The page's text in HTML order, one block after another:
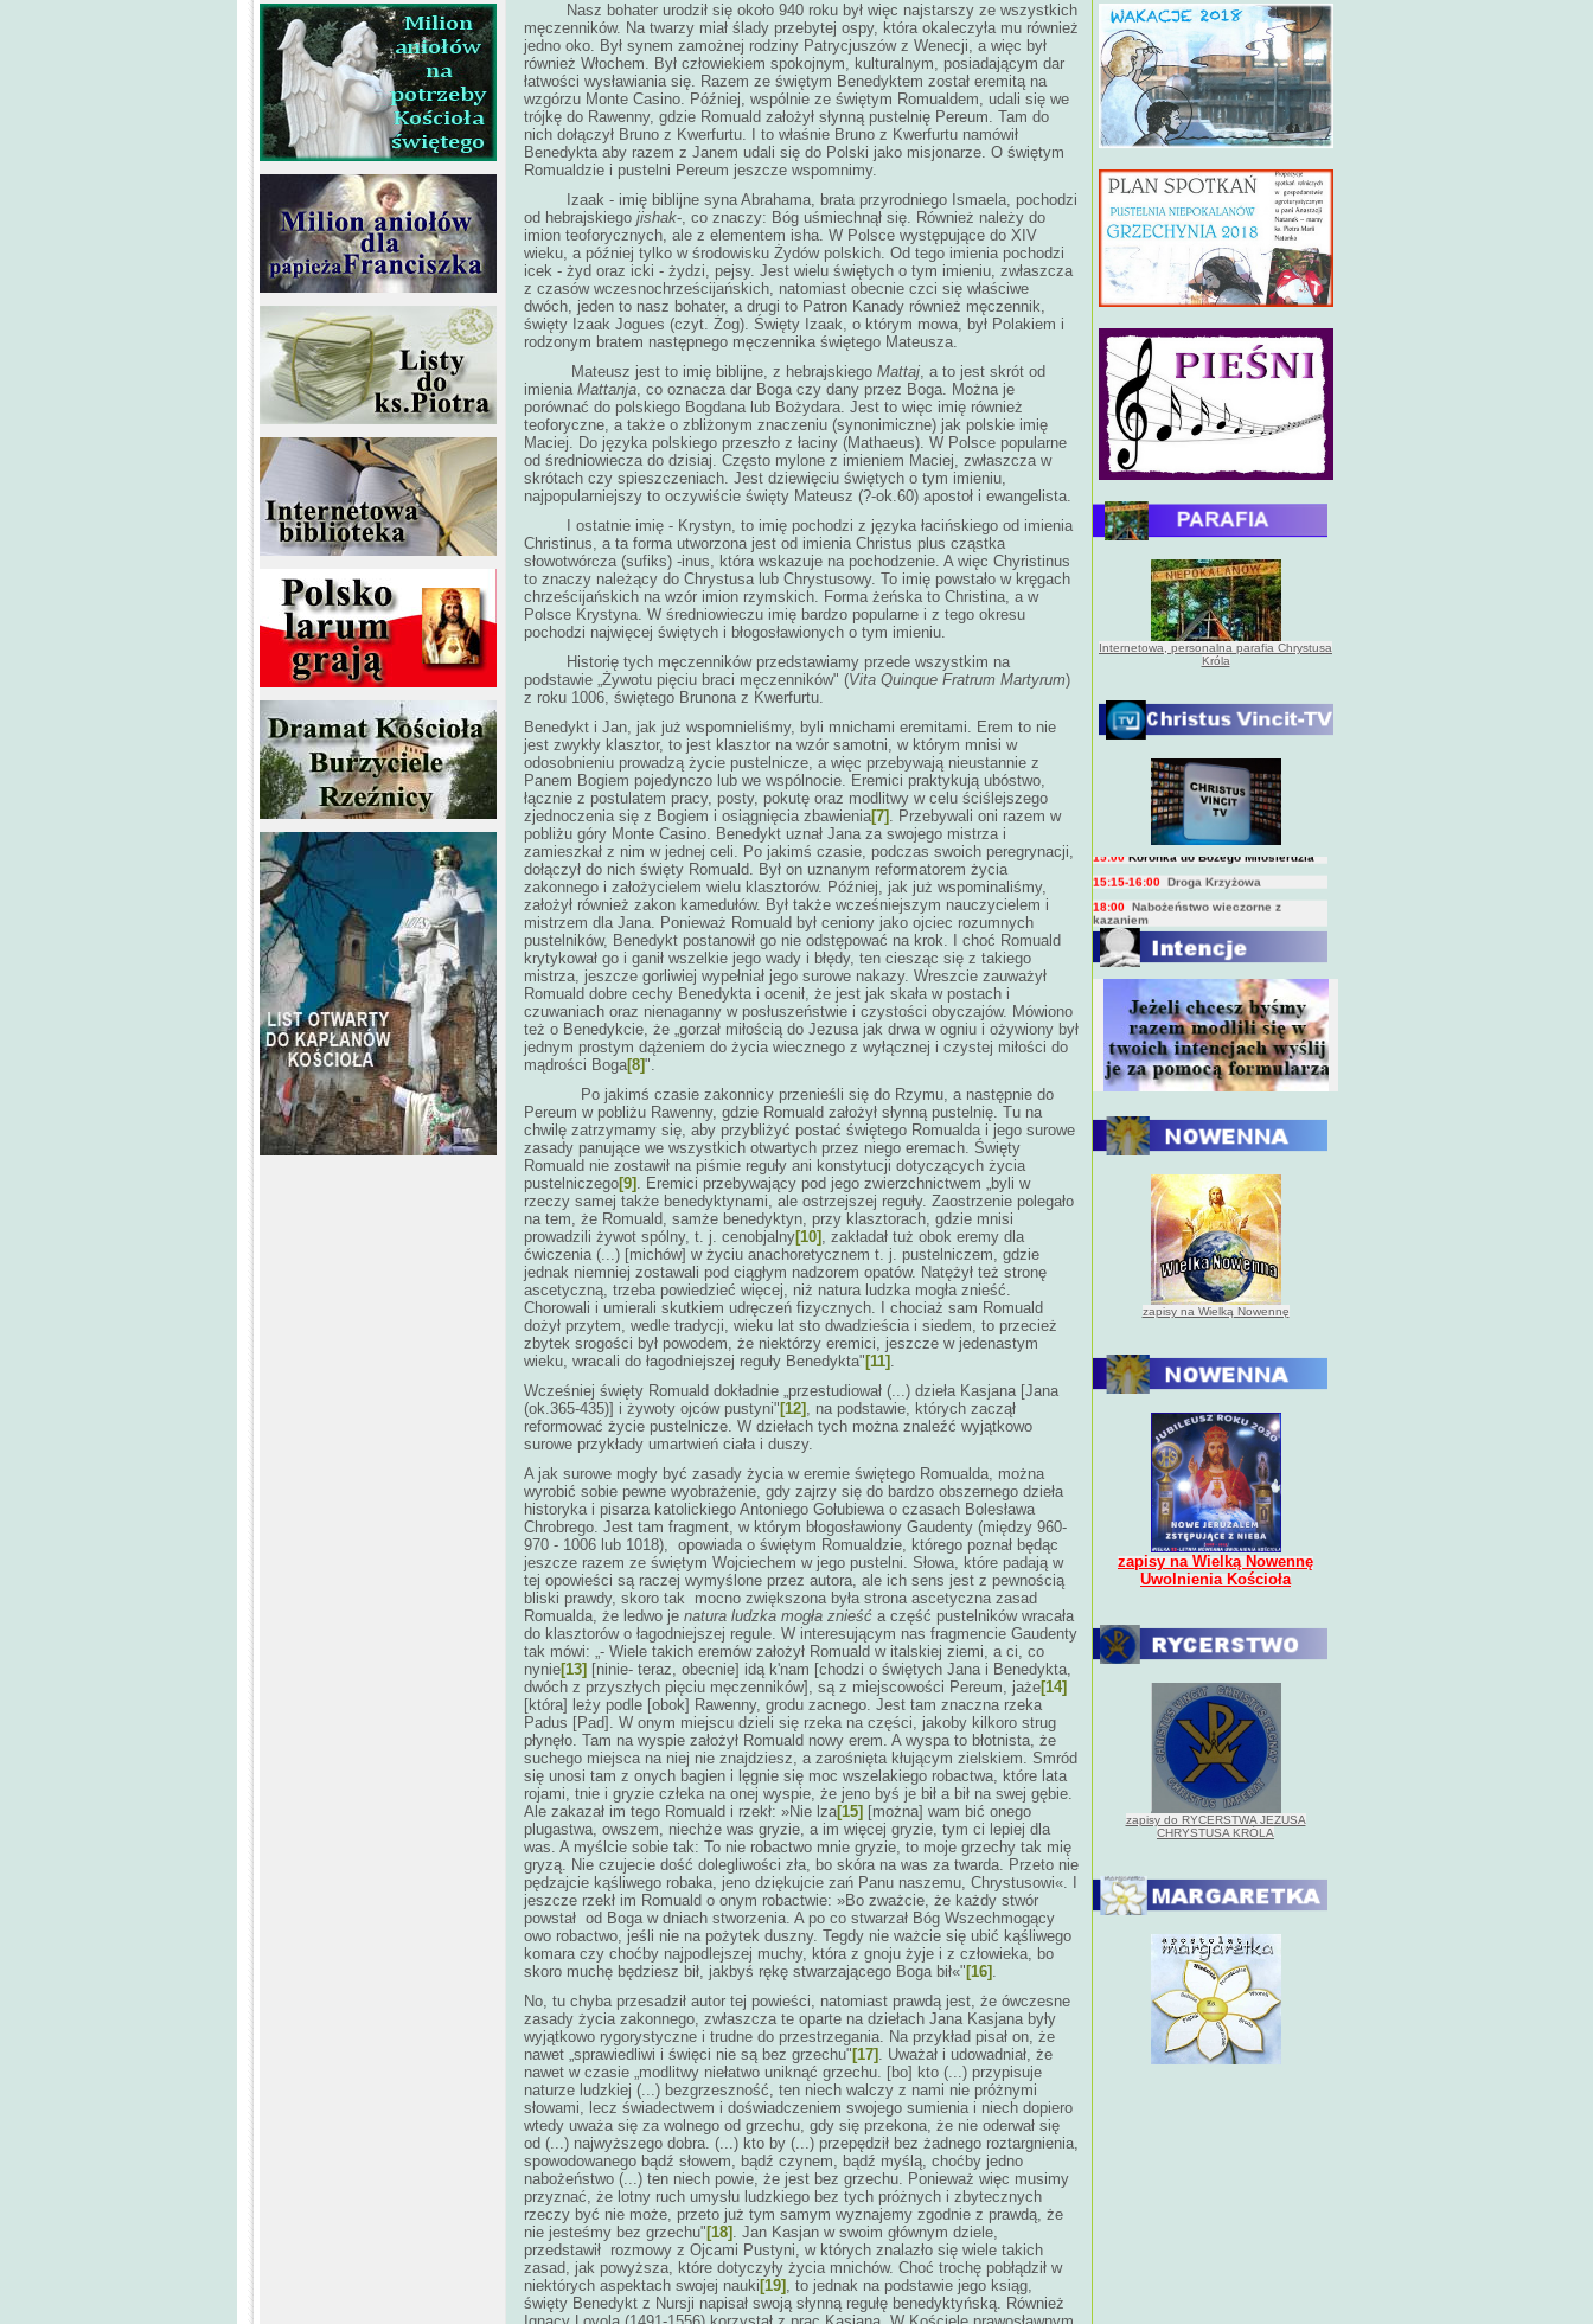
Nasz bohater urodził się około 940 roku był więc najstarszy ze wszystkich
męczenników. Na twarzy miał ślady przebytej ospy, która okaleczyła mu również
jedno oko. Był synem zamożnej rodziny Patrycjuszów z Wenecji, a więc był
również Włochem. Był człowiekiem spokojnym, kulturalnym, posiadającym dar
łatwości wysławiania się. Razem ze świętym Benedyktem został eremitą na
wzgórzu Monte Casino. Później, wspólnie ze świętym Romualdem, udali się we
trójkę do Rawenny, gdzie Romuald założył słynną pustelnię Pereum. Tam do
nich dołączył Bruno z Kwerfurtu. I to właśnie Bruno z Kwerfurtu namówił
Benedykta aby razem z Janem udali się do Polski jako misjonarze. O świętym
Romualdzie i pustelni Pereum jeszcze wspomnimy.
Izaak - imię biblijne syna Abrahama, brata przyrodniego Ismaela, pochodzi
od hebrajskiego jishak-, co znaczy: Bóg uśmiechnął się. Również należy do
imion teoforycznych, ale z elementem isha. W Polsce występujące do XIV
wieku, a później tylko w środowisku Żydów polskich. Od tego imienia pochodzi
icek - żyd oraz icki - żydzi, pejsy. Jest wielu świętych o tym imieniu, zwłaszcza
z czasów wczesnochrześcijańskich, natomiast obecnie czci się właściwe
dwóch, jeden to nasz bohater, a drugi to Patron Kanady również męczennik,
święty Izaak Jogues (czyt. Żog). Święty Izaak, o którym mowa, był Polakiem i
rodzonym bratem następnego męczennika świętego Mateusza.
Mateusz jest to imię biblijne, z hebrajskiego Mattaj, a to jest skrót od
imienia Mattanja, co oznacza dar Boga czy dany przez Boga. Można je
porównać do polskiego Bogdana lub Bożydara. Jest to więc imię również
teoforyczne, a także o zbliżonym znaczeniu (synonimiczne) jak polskie imię
Maciej. Do języka polskiego przeszło z łaciny (Mathaeus). W Polsce popularne
od średniowiecza do dzisiaj. Często mylone z imieniem Maciej, zwłaszcza w
skrótach czy spieszczeniach. Jest dziewięciu świętych o tym imieniu,
najpopularniejszy to oczywiście święty Mateusz (?-ok.60) apostoł i ewangelista.
I ostatnie imię - Krystyn, to imię pochodzi z języka łacińskiego od imienia
Christinus, a ta forma utworzona jest od imienia Christus plus cząstka
słowotwórcza (sufiks) -inus, która wskazuje na pochodzenie. A więc Chyristinus
to znaczy należący do Chrystusa lub Chrystusowy. To imię powstało w kręgach
chrześcijańskich na wzór imion rzymskich. Forma żeńska to Christina, a w
Polsce Krystyna. W średniowieczu imię bardzo popularne i z tego okresu
pochodzi najwięcej świętych i błogosławionych o tym imieniu.
Historię tych męczenników przedstawiamy przede wszystkim na
podstawie „Żywotu pięciu braci męczenników" (Vita Quinque Fratrum Martyrum)
z roku 1006, świętego Brunona z Kwerfurtu.
Benedykt i Jan, jak już wspomnieliśmy, byli mnichami eremitami. Erem to nie
jest zwykły klasztor, to jest klasztor na wzór samotni, w którym mnisi w
odosobnieniu prowadzą życie pustelnicze, a więc przebywają nieustannie z
Panem Bogiem pojedynczo lub we wspólnocie. Eremici praktykują ubóstwo,
łącznie z postulatem pracy, posty, pokutę oraz modlitwy w celu ściślejszego
zjednoczenia się z Bogiem i osiągnięcia zbawienia[7] . Przebywali oni razem w
pobliżu góry Monte Casino. Benedykt uznał Jana za swojego mistrza i
zamieszkał z nim w jednej celi. Po jakimś czasie, podczas swoich peregrynacji,
dołączył do nich święty Romuald. Był on uznanym reformatorem życia
zakonnego i założycielem wielu klasztorów. Później, jak już wspominaliśmy,
założył również zakon kamedułów. Był także wcześniejszym nauczycielem i
mistrzem dla Jana. Ponieważ Romuald był ceniony jako ojciec rozumnych
pustelników, Benedykt postanowił go nie odstępować na krok. I choć Romuald
krytykował go i ganił wszelkie jego wady i błędy, ten ciesząc się z takiego
mistrza, jeszcze gorliwiej wypełniał jego surowe nakazy. Wreszcie zauważył
Romuald dobre cechy Benedykta i ocenił, że jest jak skała w postach i
czuwaniach oraz nienaganny w posłuszeństwie i czystości obyczajów. Mówiono
też o Benedykcie, że „gorzał miłością do Jezusa jak drwa w ogniu i ożywiony był
jednym prostym dążeniem do życia wiecznego z wyłącznej i czystej miłości do
mądrości Boga[8]".
Po jakimś czasie zakonnicy przenieśli się do Rzymu, a następnie do
Pereum w pobliżu Rawenny, gdzie Romuald założył słynną pustelnię. Tu na
chwilę zatrzymamy się, aby przybliżyć postać świętego Romualda i jego surowe
zasady panujące we wszystkich otwartych przez niego eremach. Święty
Romuald nie zostawił na piśmie reguły ani konstytucji dotyczących życia
pustelniczego[9] . Eremici przebywający pod jego zwierzchnictwem „byli w
rzeczy samej także benedyktynami, ale ostrzejszej reguły. Zaostrzenie polegało
na tem, że Romuald, samże benedyktyn, przy klasztorach, gdzie mnisi
prowadzili żywot spólny, t. j. cenobjalny[10] , zakładał tuż obok eremy dla
ćwiczenia (...) [michów] w życiu anachoretycznem t. j. pustelniczem, gdzie
jednak niemniej zostawali pod ciągłym nadzorem opatów. Natężył też stronę
ascetyczną, trzeba powiedzieć więcej, niż natura ludzka mogła znieść.
Chorowali i umierali skutkiem udręczeń fizycznych. I chociaż sam Romuald
dożył przytem, wedle tradycji, wieku lat sto dwadzieścia i siedem, to przecież
zbytek srogości był powodem, że niektórzy eremici, jeszcze w jedenastym
wieku, wracali do łagodniejszej reguły Benedykta" [11] .
Wcześniej święty Romuald dokładnie „przestudiował (...) dzieła Kasjana [Jana
(ok.365-435)] i żywoty ojców pustyni" [12] , na podstawie, których zaczął
reformować życie pustelnicze. W dziełach tych można znaleźć wyjątkowo
surowe przykłady umartwień ciała i duszy.
A jak surowe mogły być zasady życia w eremie świętego Romualda, można
wyrobić sobie pewne wyobrażenie, gdy zajrzy się do bardzo obszernego dzieła
historyka i pisarza katolickiego Antoniego Gołubiewa o czasach Bolesława
Chrobrego. Jest tam fragment, w którym błogosławiony Gaudenty (między 960-
970 - 1006 lub 1018), opowiada o świętym Romualdzie, którego poznał będąc
jeszcze razem ze świętym Wojciechem w jego pustelni. Słowa, które padają w
tej opowieści są raczej wymyślone przez autora, ale ich sens jest z pewnością
bliski prawdy, skoro tak mocno zwiększona była strona ascetyczna zasad
Romualda, że ledwo je natura ludzka mogła znieść a część pustelników wracała
do klasztorów o łagodniejszej regule. W interesującym nas fragmencie Gaudenty
tak mówi: „- Wiele takich eremów założył Romuald w italskiej ziemi, a ci, co
nynie[13] [ninie- teraz, obecnie] idą k'nam [chodzi o świętych Jana i Benedykta,
dwóch z przyszłych pięciu męczenników], są z miejscowości Pereum, jaże[14]
[która] leży podle [obok] Rawenny, grodu zacnego. Jest tam znaczna rzeka
Padus [Pad]. W onym miejscu dzieli się rzeka na części, jakoby kilkoro strug
płynęło. Tam na wyspie założył Romuald nowy erem. A wyspa to błotnista, że
suchego miejsca na niej nie znajdziesz, a zarośnięta kłującym zielskiem. Smród
się unosi tam z onych bagien i lęgnie się moc wszelakiego robactwa, które lata
rojami, tnie i gryzie człeka na onej wyspie, że jeno byś je bił a bił na swej gębie.
Ale zakazał im tego Romuald i rzekł: »Nie lza[15] [można] wam bić onego
plugastwa, owszem, niechże was gryzie, a im więcej gryzie, tym ci lepiej dla
was. A myślcie sobie tak: To nie robactwo mnie gryzie, to moje grzechy tak mię
gryzą. Nie czujecie dość dolegliwości zła, bo skóra na was za twarda. Przeto nie
pędzajcie kąśliwego robaka, jeno dziękujcie zań Panu naszemu, Chrystusowi«. I
jeszcze rzekł im Romuald o onym robactwie: »Bo zważcie, że każdy stwór
powstał od Boga w dniach stworzenia. A po co stwarzał Bóg Wszechmogący
owo robactwo, jeśli nie na pożytek duszny. Tegdy nie ważcie się ubić kąśliwego
komara czy choćby najpodlejszej muchy, która z gnoju żyje i z człowieka, bo
skoro muchę będziesz bił, jakbyś rękę stwarzającego Boga bił«" [16] .
No, tu chyba przesadził autor tej powieści, natomiast prawdą jest, że ówczesne
zasady życia zakonnego, zwłaszcza te oparte na dziełach Jana Kasjana były
wyjątkowo rygorystyczne i trudne do przestrzegania. Na przykład pisał on, że
nawet „sprawiedliwi i święci nie są bez grzechu" [17] . Uważał i udowadniał, że
nawet w czasie „modlitwy niełatwo uniknąć grzechu. [bo] kto (...) przypisuje
naturze ludzkiej (...) bezgrzeszność, ten niech walczy z nami nie próżnymi
słowami, lecz świadectwem i doświadczeniem swojego sumienia i niech dopiero
wtedy uważa się za wolnego od grzechu, gdy się przekona, że nie oderwał się
od (...) najwyższego dobra. (...) kto by (...) przepędził bez żadnego roztargnienia,
spowodowanego bądź słowem, bądź czynem, bądź myślą, choćby jedno
nabożeństwo (...) ten niech powie, że jest bez grzechu. Ponieważ więc musimy
przyznać, że lotny ruch umysłu ludzkiego bez tych próżnych i zbytecznych
rzeczy być nie może, przeto już tym samym wyznajemy zgodnie z prawdą, że
nie jesteśmy bez grzechu" [18] . Jan Kasjan w swoim głównym dziele,
przedstawił rozmowy z Ojcami Pustyni, w których znalazło się wiele takich
zasad, jak powyższa, które dotyczyły życia mnichów. Choć trochę pobłądził w
niektórych aspektach swojej nauki [19] , to jednak na podstawie jego ksiąg,
święty Benedykt z Nursji napisał swoją słynną regułę benedyktyńską. Również
Internetowa, personalna parafia Chrystusa
Króla
BIEŻĄCY PROGRAM TRANSMISJI
BEZPOŚREDNICH(na żywo)
Msza święta
Koronka do Bożego Miłosierdzia
15:15-16:00 Droga Krzyżowa
kazaniem
10:00 Niedzielna Msza święta w miarę
możliwości ks. Piotra
zapisy na Wielką Nowennę
zapisy na Wielką Nowennę
Uwolnienia Kościoła
zapisy do RYCERSTWA JEZUSA
CHRYSTUSA KRÓLA